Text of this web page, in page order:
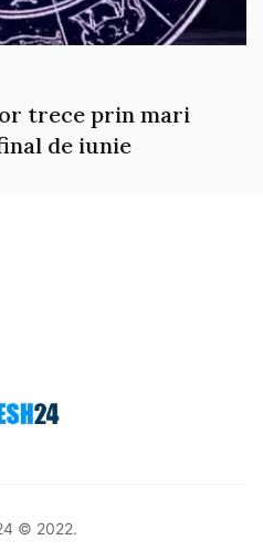
trece prin mari
de iunie
© 2022.